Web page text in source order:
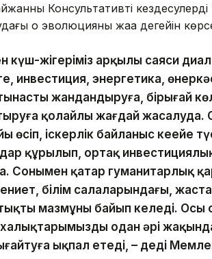
Консультативті
оң эволюцияның жаңа деңгейін
күш-жігеріміз арқылы саяси
инвестиция, энергетика,
жандандыруға, бірыңғай
қолайлы жағдай жасалуда.
өсіп, іскерлік байланыс кеңейе
құрылып, ортақ
Сонымен қатар гуманитарлық
білім салаларындағы,
мазмұны байып келеді. Осы
одан әрі
ықпал етеді, – деді